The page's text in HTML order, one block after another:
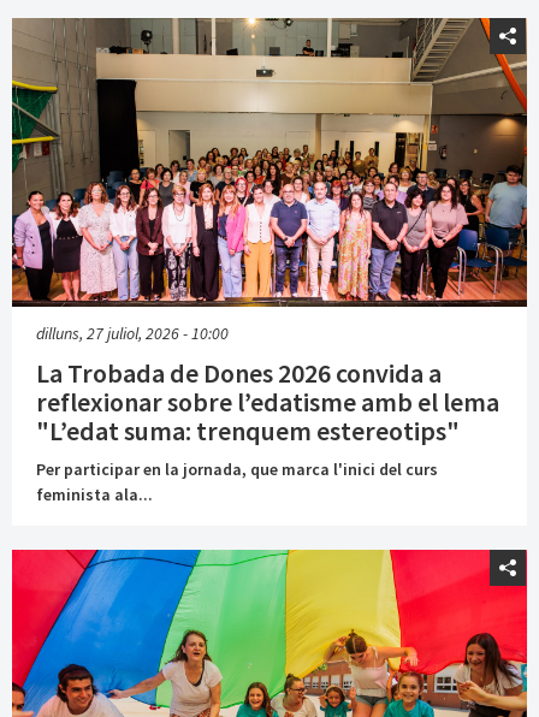
dilluns, 27 juliol, 2026 - 10:00
La Trobada de Dones 2026 convida a
reflexionar sobre l’edatisme amb el lema
"L’edat suma: trenquem estereotips"
Per participar en la jornada, que marca l'inici del curs
feminista ala...